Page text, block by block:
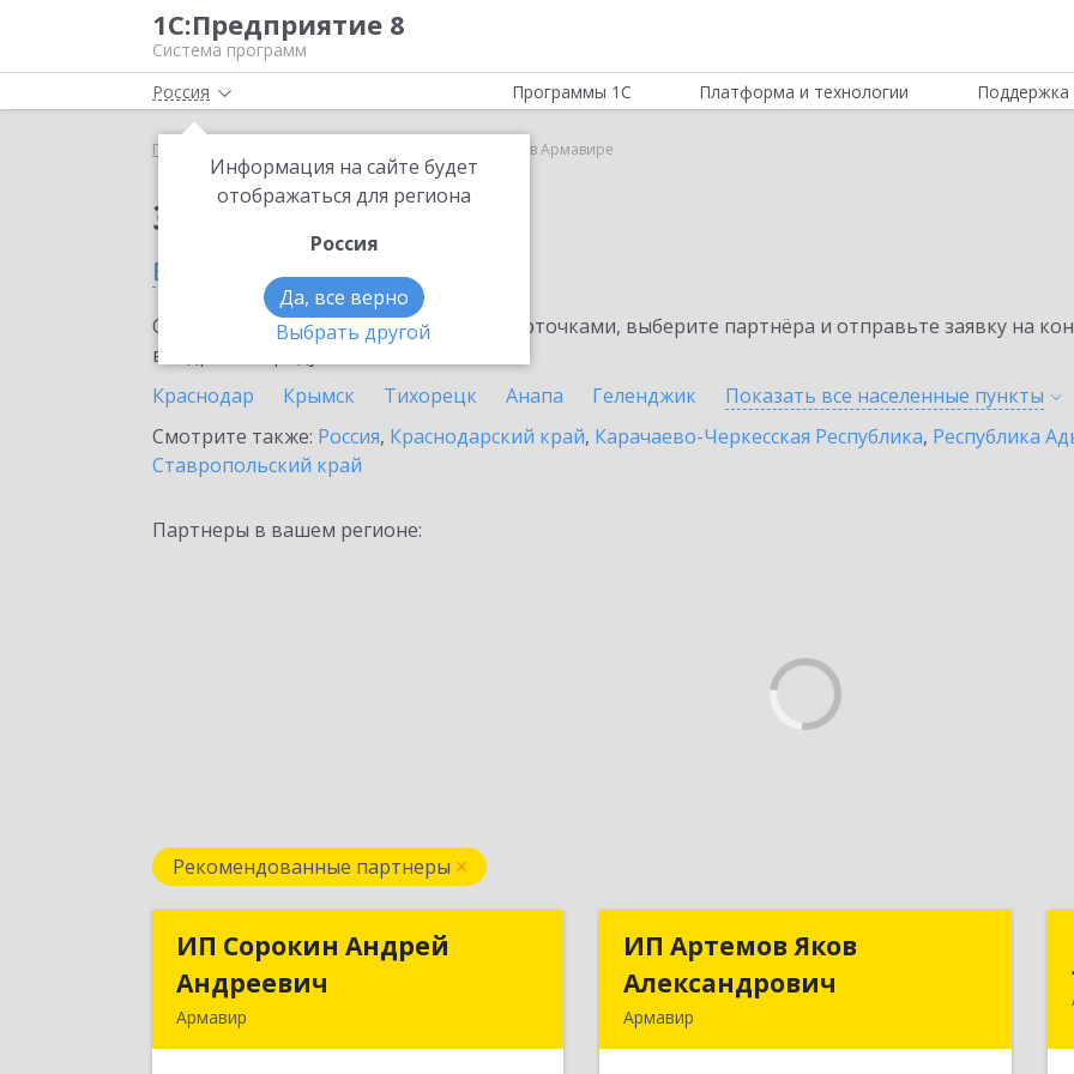
1С:Предприятие 8
Система программ
Россия
Информация на сайте будет
отображаться для региона
Россия
Да, все верно
Выбрать другой
Программы 1С Платформа и технологии Поддержка
Главная 1С:Лизинг в Армавире
Заказать 1С:Лизинг
в Армавире
Ознакомьтесь с информационными карточками, выберите партнёра и отправьте заявку на
внедрение продукта.
Краснодар
Крымск Тихорецк Анапа Геленджик Показать все населенные пункты
Смотрите также: Россия, Краснодарский край, Карачаево-Черкесская Республика, Республика
Ставропольский край
Партнеры в вашем регионе:
Рекомендованные партнеры
ИП Сорокин Андрей
Андреевич
Армавир
ИП Сорокин Андрей
ИП Артемов Яков
Александрович
Армавир
ИП Артемов Яков
Александрович